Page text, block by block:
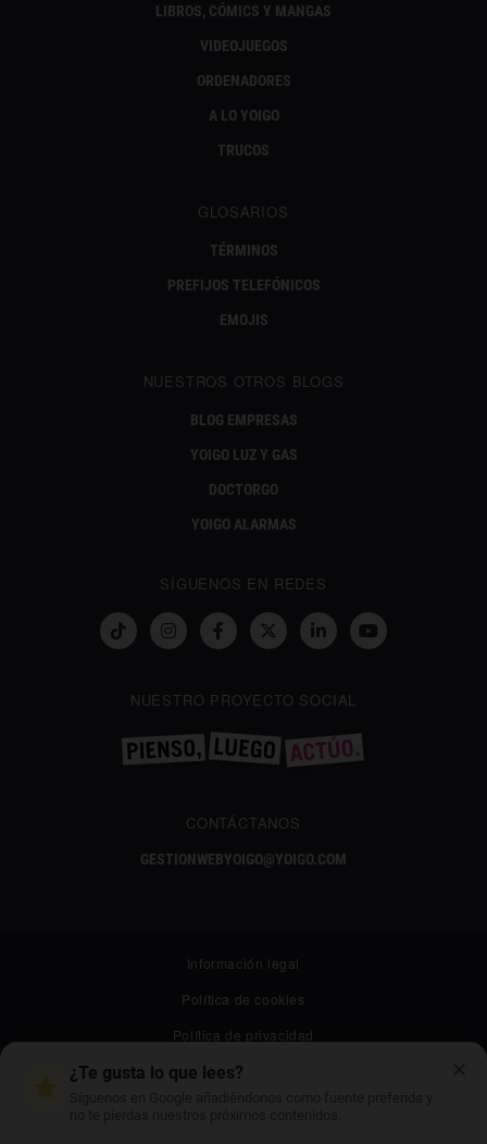
LIBROS, CÓMICS Y MANGAS
VIDEOJUEGOS
ORDENADORES
A LO YOIGO
TRUCOS
GLOSARIOS
TÉRMINOS
PREFIJOS TELEFÓNICOS
EMOJIS
NUESTROS OTROS BLOGS
BLOG EMPRESAS
YOIGO LUZ Y GAS
DOCTORGO
YOIGO ALARMAS
SÍGUENOS EN REDES
NUESTRO PROYECTO SOCIAL
CONTÁCTANOS
GESTIONWEBYOIGO@YOIGO.COM
Información legal
Política de cookies
Política de privacidad
Canal ético
¿Te gusta lo que lees?